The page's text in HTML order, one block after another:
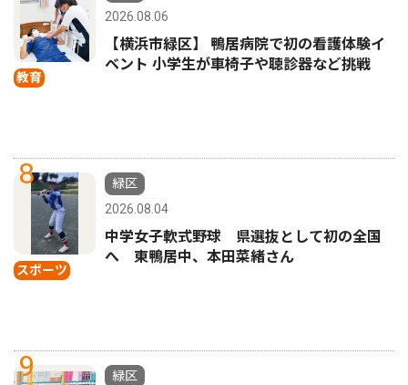
教育
2026.08.06
【横浜市緑区】 鴨居病院で初の看護体験イ
ベント 小学生が車椅子や聴診器など挑戦
8
スポーツ
緑区
2026.08.04
中学女子軟式野球 県選抜として初の全国
へ 東鴨居中、本田菜緒さん
9
緑区